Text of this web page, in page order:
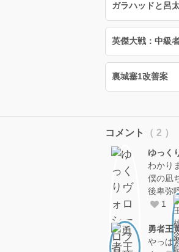
ガラハッドと呂
英傑大戦：中級
裏城塞1改善案
コメント （ 2 ）
ゆっく
わかり
僕の凪
後卑弥
1
勇者王
やっぱ